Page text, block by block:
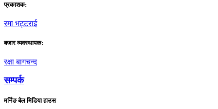
प्रकाशक:
रमा भट्टराई
बजार व्यवस्थापक:
रक्षा बागचन्द
सम्पर्क
मर्निङ बेल मिडिया हाउस